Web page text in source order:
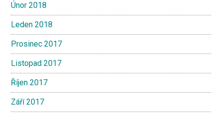
Únor 2018
Leden 2018
Prosinec 2017
Listopad 2017
Říjen 2017
Září 2017